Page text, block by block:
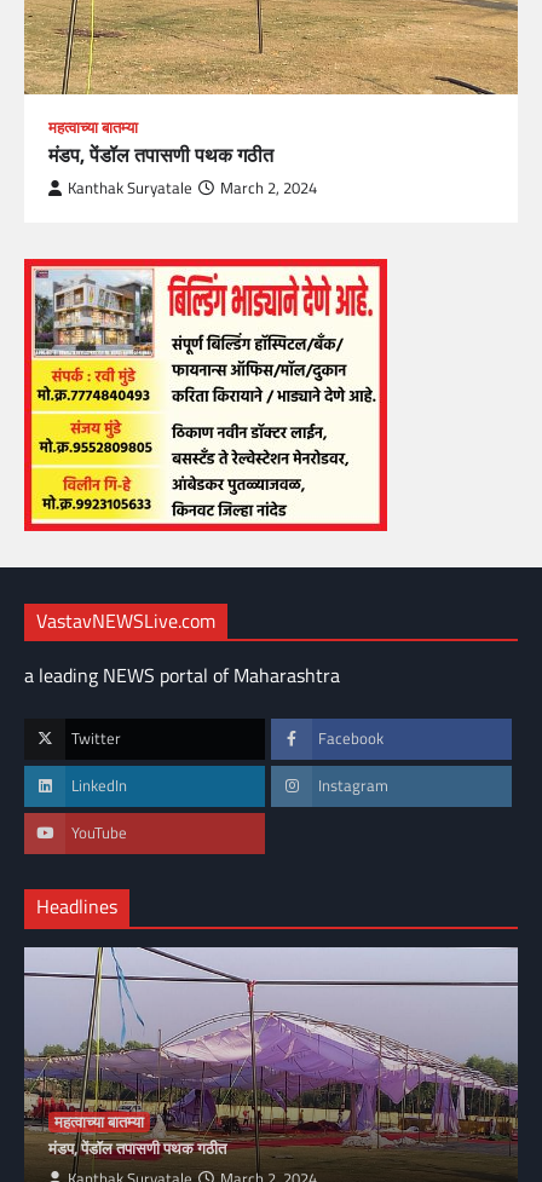
महत्वाच्या बातम्या
मंडप, पेंडॉल तपासणी पथक गठीत
Kanthak Suryatale March 2, 2024
VastavNEWSLive.com
a leading NEWS portal of Maharashtra
Twitter Facebook
LinkedIn Instagram
YouTube
Headlines
महत्वाच्या बातम्या
मंडप, पेंडॉल तपासणी पथक गठीत